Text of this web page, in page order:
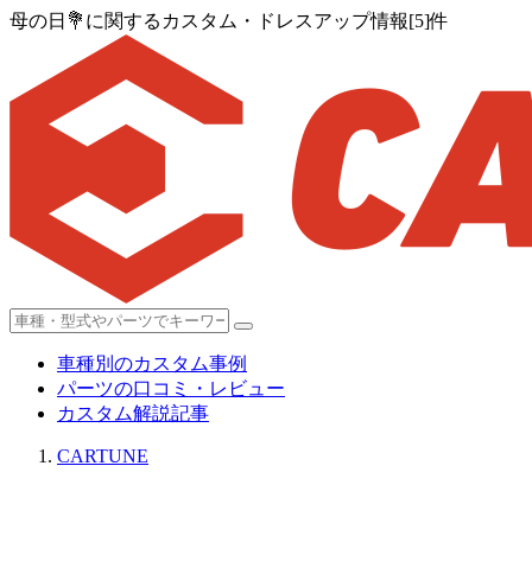
母の日💐に関するカスタム・ドレスアップ情報[5]件
車種別のカスタム事例
パーツの口コミ・レビュー
カスタム解説記事
CARTUNE